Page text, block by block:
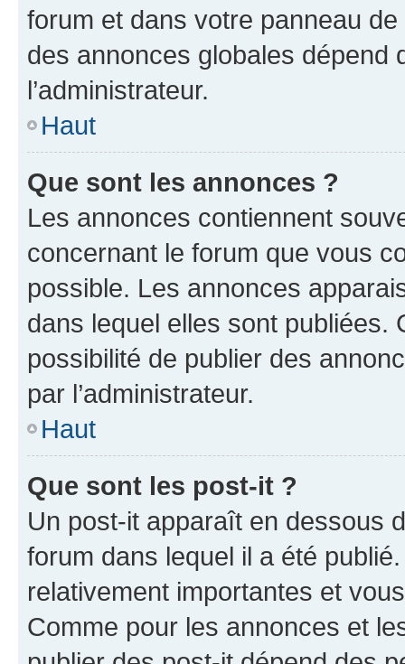
forum et dans votre panneau
des annonces globales dépend
l’administrateur.
Haut
Que sont les annonces ?
Les annonces contiennent
concernant le forum que vous
possible. Les annonces
dans lequel elles sont publiées.
possibilité de publier des
par l’administrateur.
Haut
Que sont les post-it ?
Un post-it apparaît en dessous
forum dans lequel il a été
relativement importantes et
Comme pour les annonces et